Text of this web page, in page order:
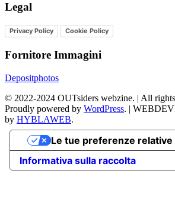
Legal
Privacy Policy Cookie Policy
Fornitore Immagini
Depositphotos
© 2022-2024 OUTsiders webzine. | All
Proudly powered by WordPress. |
by HYBLAWEB.
Informativa sulla raccolta
Le tue preferenze relative